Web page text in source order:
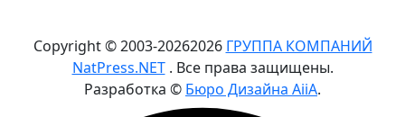
Copyright © 2003-20262026 ГРУППА КОМПАНИЙ
NatPress.NET. Все права защищены.
Разработка © Бюро Дизайна AiiA.